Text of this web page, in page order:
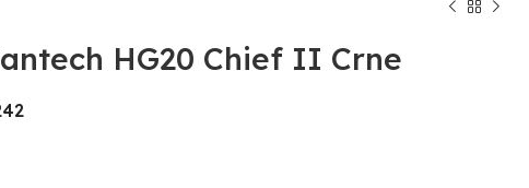
HG20 Chief II Crne